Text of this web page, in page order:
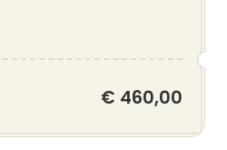
€ 460,00